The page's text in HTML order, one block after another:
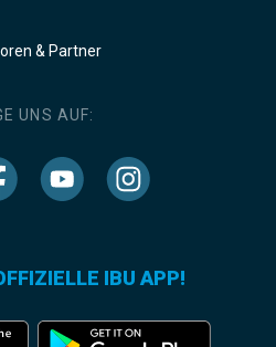
& Partner
UNS AUF:
IBU APP!